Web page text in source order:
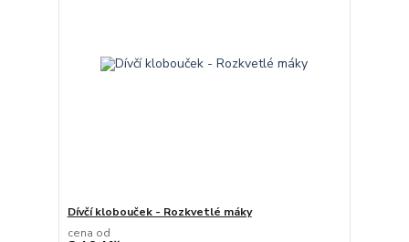
Dívčí klobouček - Rozkvetlé máky
cena od